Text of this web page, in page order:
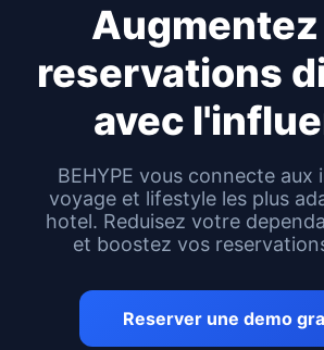
reservations
avec
BEHYPE vous connecte aux
voyage et lifestyle les plus
hotel. Reduisez votre
et boostez vos
Reserver une demo